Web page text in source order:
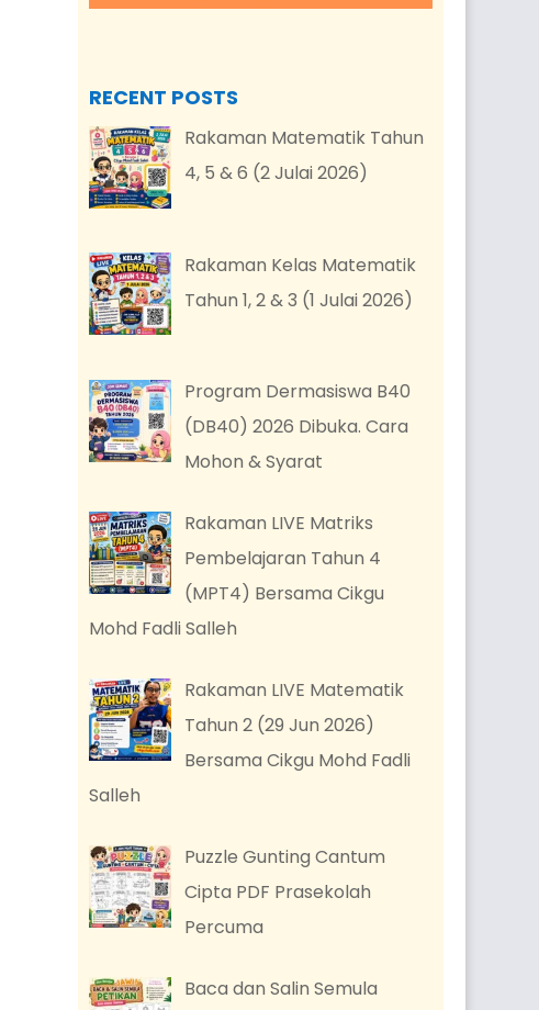
RECENT POSTS
Rakaman Matematik Tahun
4, 5 & 6 (2 Julai 2026)
Rakaman Kelas Matematik
Tahun 1, 2 & 3 (1 Julai 2026)
Program Dermasiswa B40
(DB40) 2026 Dibuka. Cara
Mohon & Syarat
Rakaman LIVE Matriks
Pembelajaran Tahun 4
(MPT4) Bersama Cikgu
Mohd Fadli Salleh
Rakaman LIVE Matematik
Tahun 2 (29 Jun 2026)
Bersama Cikgu Mohd Fadli
Salleh
Puzzle Gunting Cantum
Cipta PDF Prasekolah
Percuma
Baca dan Salin Semula